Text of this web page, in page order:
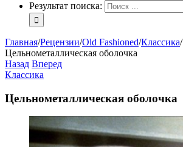
Результат поиска:
Главная/Рецензии/Old Fashioned/Классика/
Цельнометаллическая оболочка
Назад Вперед
Классика
Цельнометаллическая оболочка